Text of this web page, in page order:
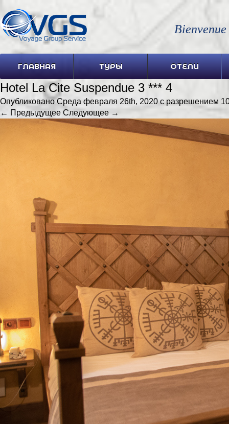
ГЛАВНАЯ ТУРЫ ОТЕЛИ
Hotel La Cite Suspendue 3 *** 4
ОпубликованоСреда февраля 26th, 2020с разрешением
← Предыдущее Следующее →